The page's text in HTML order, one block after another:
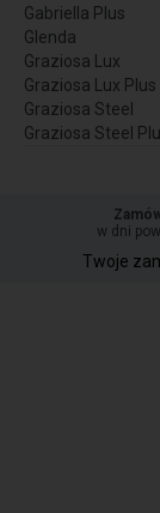
Gabriella Plus
Glenda
Graziosa Lux
Graziosa Lux Plus
Graziosa Steel
Graziosa Steel
w dni
Twoje